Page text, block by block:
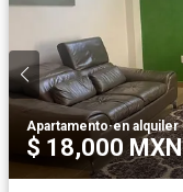
Apartamento·en alquiler
$ 18,000 MXN